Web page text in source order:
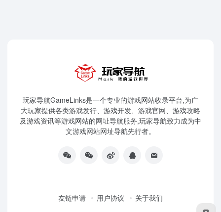
玩家导航GameLinks是一个专业的游戏网站收录平台,为广
大玩家提供各类游戏发行、游戏开发、游戏官网、游戏攻略
及游戏资讯等游戏网站的网址导航服务,玩家导航致力成为中
文游戏网站网址导航先行者。
友链申请 用户协议 关于我们